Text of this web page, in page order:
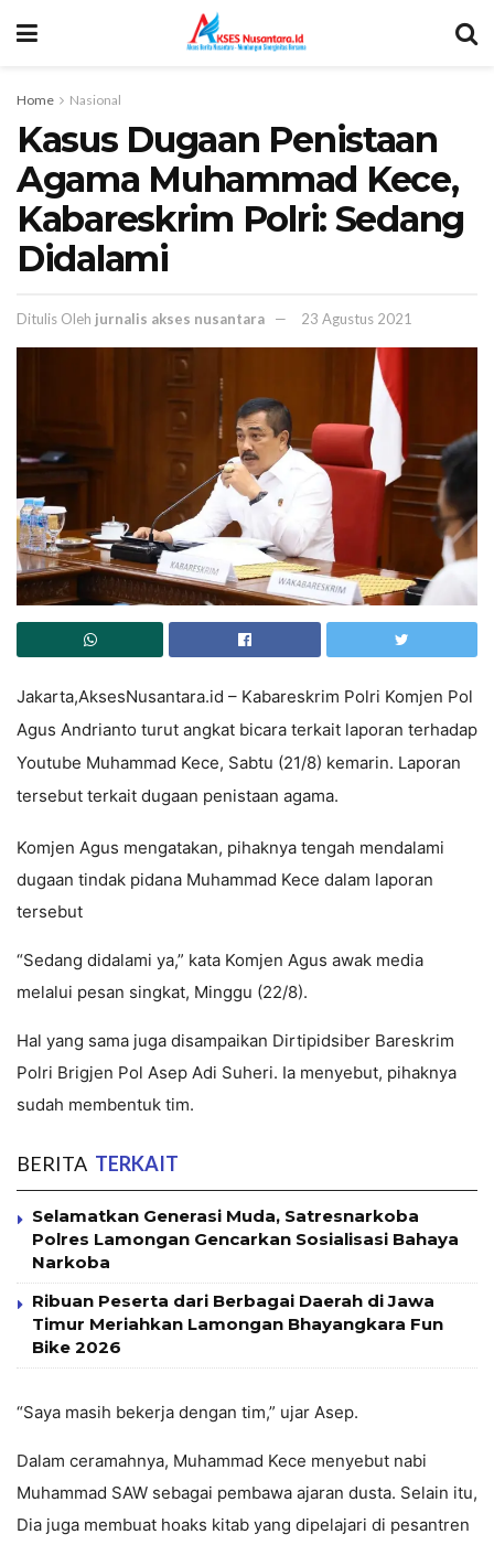
Home Nasional
Kasus Dugaan Penistaan
Agama Muhammad Kece,
Kabareskrim Polri: Sedang
Didalami
Ditulis Oleh jurnalis akses nusantara 23 Agustus 2021
Jakarta,AksesNusantara.id – Kabareskrim Polri Komjen Pol
Agus Andrianto turut angkat bicara terkait laporan terhadap
Youtube Muhammad Kece, Sabtu (21/8) kemarin. Laporan
tersebut terkait dugaan penistaan agama.
Komjen Agus mengatakan, pihaknya tengah mendalami
dugaan tindak pidana Muhammad Kece dalam laporan
tersebut
“Sedang didalami ya,” kata Komjen Agus awak media
melalui pesan singkat, Minggu (22/8).
Hal yang sama juga disampaikan Dirtipidsiber Bareskrim
Polri Brigjen Pol Asep Adi Suheri. Ia menyebut, pihaknya
sudah membentuk tim.
BERITA TERKAIT
Selamatkan Generasi Muda, Satresnarkoba
Polres Lamongan Gencarkan Sosialisasi Bahaya
Narkoba
Ribuan Peserta dari Berbagai Daerah di Jawa
Timur Meriahkan Lamongan Bhayangkara Fun
Bike 2026
“Saya masih bekerja dengan tim,” ujar Asep.
Dalam ceramahnya, Muhammad Kece menyebut nabi
Muhammad SAW sebagai pembawa ajaran dusta. Selain itu,
Dia juga membuat hoaks kitab yang dipelajari di pesantren